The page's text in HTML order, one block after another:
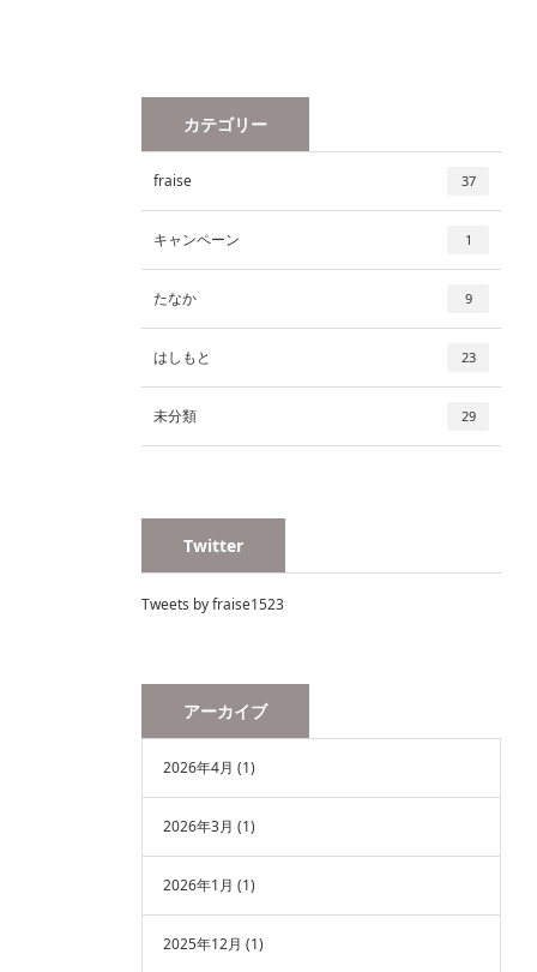
カテゴリー
fraise 37
キャンペーン 1
たなか 9
はしもと 23
未分類 29
Twitter
Tweets by fraise1523
アーカイブ
2026年4月 (1)
2026年3月 (1)
2026年1月 (1)
2025年12月 (1)